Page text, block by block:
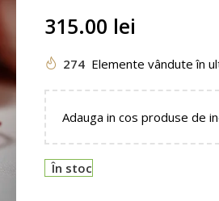
315.00 lei
274 Elemente vândute în
Adauga in cos produse de
În stoc